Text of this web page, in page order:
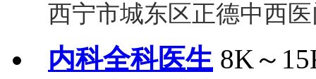
西宁市城东区正德中西
内科全科医生 8K～